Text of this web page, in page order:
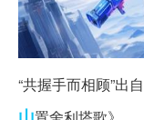
“共握手而相顾”出